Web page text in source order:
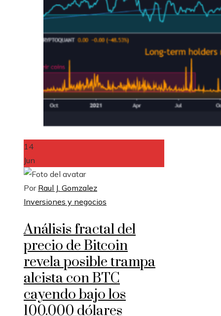
14
Jun
Por Raul J. Gomzalez
Inversiones y negocios
Análisis fractal del
precio de Bitcoin
revela posible trampa
alcista con BTC
cayendo bajo los
100.000 dólares